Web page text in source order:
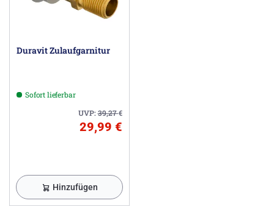
Duravit Zulaufgarnitur
Sofort lieferbar
UVP:39,27€
29,99 €
Hinzufügen